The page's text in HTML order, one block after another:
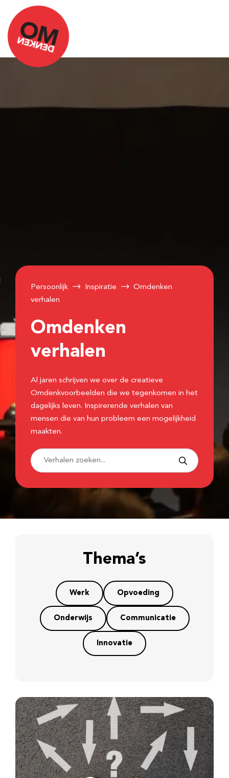
Persoonlijk Inspiratie
Omdenken
verhalen
Omdenken
verhalen
Al jaren schrijven we over de creatieve
Omdenkvoorbeelden die we tegenkomen in het
dagelijks leven. Inspirerende verhalen van
mensen die van hun probleem een mogelijkheid
maakten.
Thema’s
Werk Opvoeding
Onderwijs Communicatie
Innovatie